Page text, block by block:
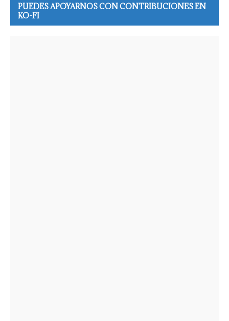
PUEDES APOYARNOS CON CONTRIBUCIONES EN
KO-FI